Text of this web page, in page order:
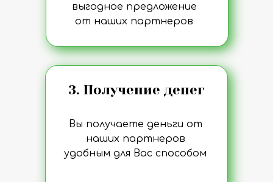
выгодное предложение
от наших партнеров
3. Получение денег
Вы получаете деньги от
наших партнеров
удобным для Вас способом